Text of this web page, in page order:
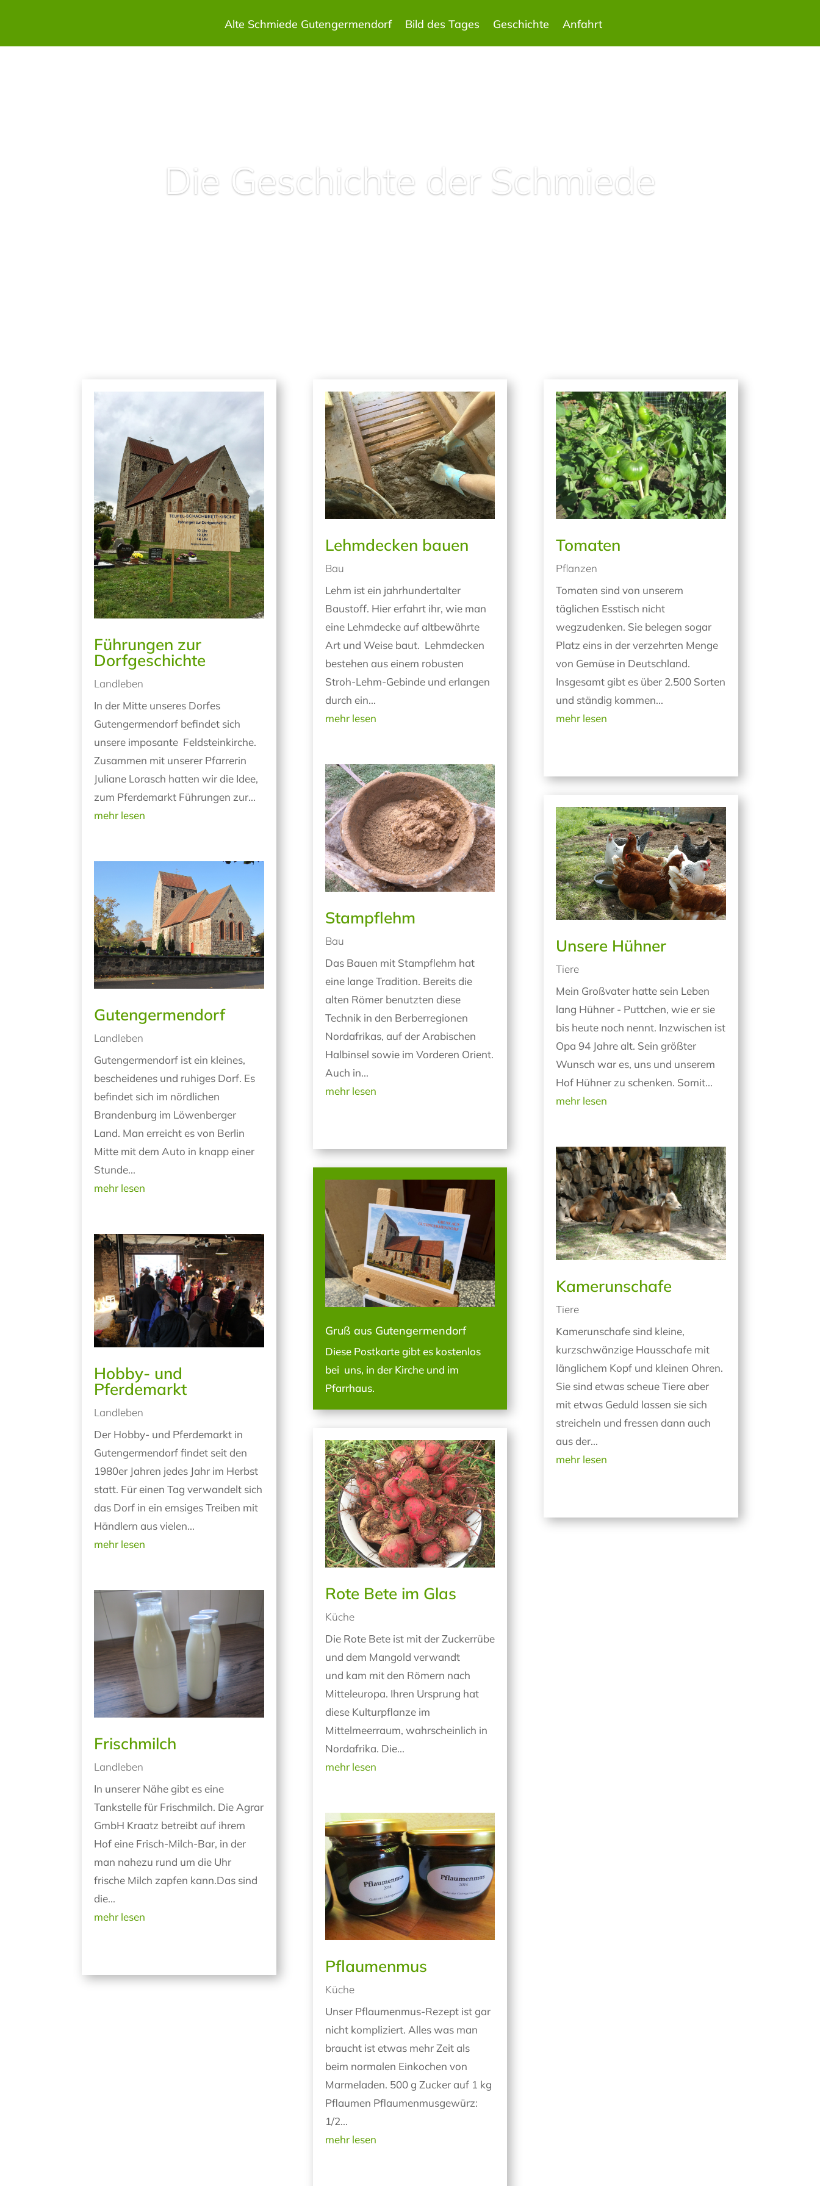
Alte Schmiede Gutengermendorf Bild des Tages Geschichte Anfahrt
Die Geschichte der Schmiede
Führungen zur
Dorfgeschichte
Landleben
In der Mitte unseres Dorfes
Gutengermendorf befindet sich
unsere imposante Feldsteinkirche.
Zusammen mit unserer Pfarrerin
Juliane Lorasch hatten wir die Idee,
zum Pferdemarkt Führungen zur...
mehr lesen
Gutengermendorf
Landleben
Gutengermendorf ist ein kleines,
bescheidenes und ruhiges Dorf. Es
befindet sich im nördlichen
Brandenburg im Löwenberger
Land. Man erreicht es von Berlin
Mitte mit dem Auto in knapp einer
Stunde...
mehr lesen
Hobby- und
Pferdemarkt
Landleben
Der Hobby- und Pferdemarkt in
Gutengermendorf findet seit den
1980er Jahren jedes Jahr im Herbst
statt. Für einen Tag verwandelt sich
das Dorf in ein emsiges Treiben mit
Händlern aus vielen...
mehr lesen
Frischmilch
Landleben
In unserer Nähe gibt es eine
Tankstelle für Frischmilch. Die Agrar
GmbH Kraatz betreibt auf ihrem
Hof eine Frisch-Milch-Bar, in der
man nahezu rund um die Uhr
frische Milch zapfen kann.Das sind
die...
mehr lesen
Lehmdecken bauen
Bau
Lehm ist ein jahrhundertalter
Baustoff. Hier erfahrt ihr, wie man
eine Lehmdecke auf altbewährte
Art und Weise baut. Lehmdecken
bestehen aus einem robusten
Stroh-Lehm-Gebinde und erlangen
durch ein...
mehr lesen
Stampflehm
Bau
Das Bauen mit Stampflehm hat
eine lange Tradition. Bereits die
alten Römer benutzten diese
Technik in den Berberregionen
Nordafrikas, auf der Arabischen
Halbinsel sowie im Vorderen Orient.
Auch in...
mehr lesen
Gruß aus Gutengermendorf
Diese Postkarte gibt es kostenlos
bei uns, in der Kirche und im
Pfarrhaus.
Rote Bete im Glas
Küche
Die Rote Bete ist mit der Zuckerrübe
und dem Mangold verwandt
und kam mit den Römern nach
Mitteleuropa. Ihren Ursprung hat
diese Kulturpflanze im
Mittelmeerraum, wahrscheinlich in
Nordafrika. Die...
mehr lesen
Pflaumenmus
Küche
Unser Pflaumenmus-Rezept ist gar
nicht kompliziert. Alles was man
braucht ist etwas mehr Zeit als
beim normalen Einkochen von
Marmeladen. 500 g Zucker auf 1 kg
Pflaumen Pflaumenmusgewürz:
1/2...
mehr lesen
Tomaten
Pflanzen
Tomaten sind von unserem
täglichen Esstisch nicht
wegzudenken. Sie belegen sogar
Platz eins in der verzehrten Menge
von Gemüse in Deutschland.
Insgesamt gibt es über 2.500 Sorten
und ständig kommen...
mehr lesen
Unsere Hühner
Tiere
Mein Großvater hatte sein Leben
lang Hühner - Puttchen, wie er sie
bis heute noch nennt. Inzwischen ist
Opa 94 Jahre alt. Sein größter
Wunsch war es, uns und unserem
Hof Hühner zu schenken. Somit...
mehr lesen
Kamerunschafe
Tiere
Kamerunschafe sind kleine,
kurzschwänzige Hausschafe mit
länglichem Kopf und kleinen Ohren.
Sie sind etwas scheue Tiere aber
mit etwas Geduld lassen sie sich
streicheln und fressen dann auch
aus der...
mehr lesen